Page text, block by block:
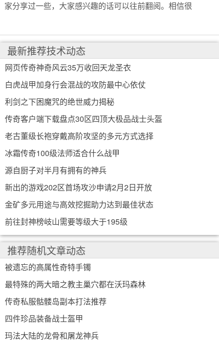
家分享过一些，大家感兴趣的话可以往前翻阅。相信很
最新推荐技术动态
网页传奇神奇风云35万收回天龙圣衣
白虎战甲加身行会混战的攻防最中心依仗
利剑之下困魔咒的绝世威力揭秘
传奇客户端下载盘点30区四顶大极品战士头盔
老古董级长袍穿戴高阶攻坚的多元方式选择
冰霜传奇100级法师适合什么战甲
源自厨子对半月有拥有的神兵
新出的游戏202区首场攻沙申请2月2日开放
金矿多元用途与高效挖掘助力达到最佳状态
前往封神榜岐山需要等级大于195级
推荐随机文章动态
被遗忘的高属性奇特手镯
最特殊的两大暗之教主巢穴都在沃玛森林
传奇私服骷髅岛副本打法推荐
四件珍品装备战士盔甲
玛法大陆的龙骨和屠龙神兵